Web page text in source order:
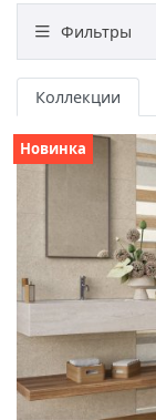
Фильтры
Бренд
Назначение
Коллекции
Новинка